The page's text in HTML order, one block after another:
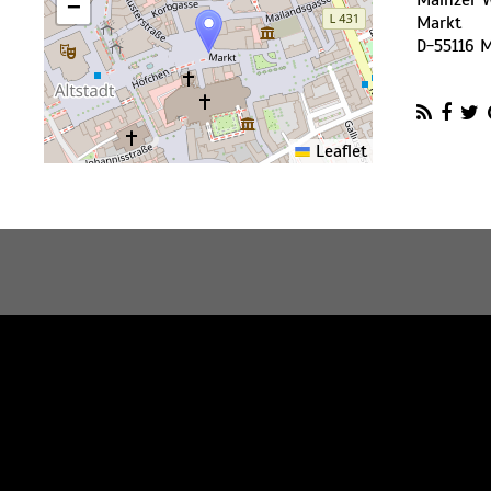
−
Leaflet
Markt
D-55116